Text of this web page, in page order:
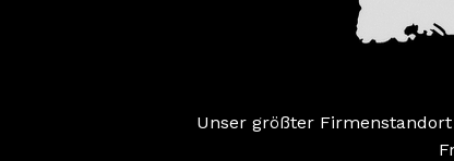
Unser größter